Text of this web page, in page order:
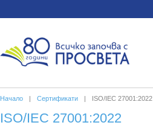
Начало | Сертификати | ISO/IEC 27001:2022
ISO/IEC 27001:2022